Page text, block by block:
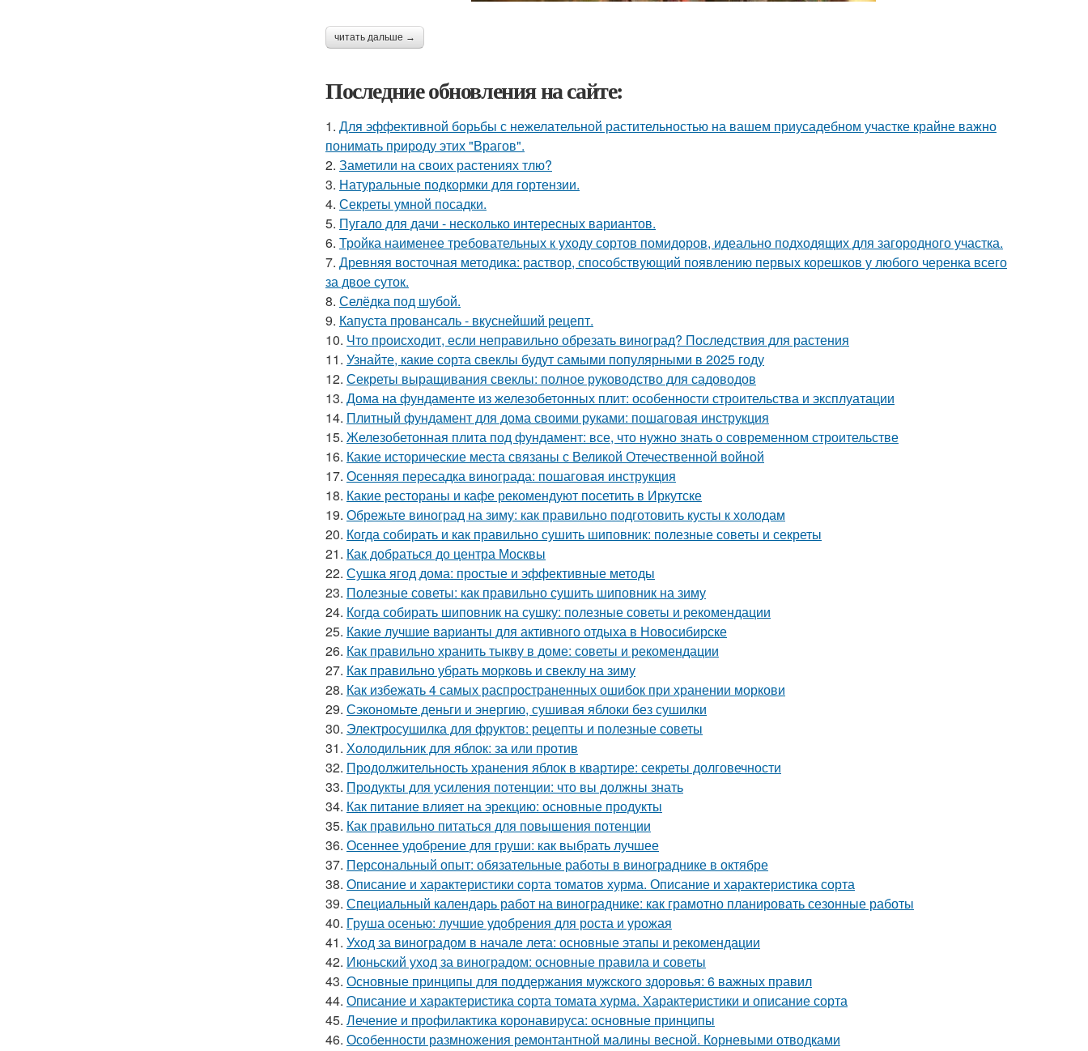
читать дальше →
Последние обновления на сайте:
1. Для эффективной борьбы с нежелательной растительностью на вашем приусадебном участке крайне важно
понимать природу этих "Врагов".
2. Заметили на своих растениях тлю?
3. Натуральные подкормки для гортензии.
4. Секреты умной посадки.
5. Пугало для дачи - несколько интересных вариантов.
6. Тройка наименее требовательных к уходу сортов помидоров, идеально подходящих для загородного участка.
7. Древняя восточная методика: раствор, способствующий появлению первых корешков у любого черенка всего
за двое суток.
8. Селёдка под шубой.
9. Капуста провансаль - вкуснейший рецепт.
10. Что происходит, если неправильно обрезать виноград? Последствия для растения
11. Узнайте, какие сорта свеклы будут самыми популярными в 2025 году
12. Секреты выращивания свеклы: полное руководство для садоводов
13. Дома на фундаменте из железобетонных плит: особенности строительства и эксплуатации
14. Плитный фундамент для дома своими руками: пошаговая инструкция
15. Железобетонная плита под фундамент: все, что нужно знать о современном строительстве
16. Какие исторические места связаны с Великой Отечественной войной
17. Осенняя пересадка винограда: пошаговая инструкция
18. Какие рестораны и кафе рекомендуют посетить в Иркутске
19. Обрежьте виноград на зиму: как правильно подготовить кусты к холодам
20. Когда собирать и как правильно сушить шиповник: полезные советы и секреты
21. Как добраться до центра Москвы
22. Сушка ягод дома: простые и эффективные методы
23. Полезные советы: как правильно сушить шиповник на зиму
24. Когда собирать шиповник на сушку: полезные советы и рекомендации
25. Какие лучшие варианты для активного отдыха в Новосибирске
26. Как правильно хранить тыкву в доме: советы и рекомендации
27. Как правильно убрать морковь и свеклу на зиму
28. Как избежать 4 самых распространенных ошибок при хранении моркови
29. Сэкономьте деньги и энергию, сушивая яблоки без сушилки
30. Электросушилка для фруктов: рецепты и полезные советы
31. Холодильник для яблок: за или против
32. Продолжительность хранения яблок в квартире: секреты долговечности
33. Продукты для усиления потенции: что вы должны знать
34. Как питание влияет на эрекцию: основные продукты
35. Как правильно питаться для повышения потенции
36. Осеннее удобрение для груши: как выбрать лучшее
37. Персональный опыт: обязательные работы в винограднике в октябре
38. Описание и характеристики сорта томатов хурма. Описание и характеристика сорта
39. Специальный календарь работ на винограднике: как грамотно планировать сезонные работы
40. Груша осенью: лучшие удобрения для роста и урожая
41. Уход за виноградом в начале лета: основные этапы и рекомендации
42. Июньский уход за виноградом: основные правила и советы
43. Основные принципы для поддержания мужского здоровья: 6 важных правил
44. Описание и характеристика сорта томата хурма. Характеристики и описание сорта
45. Лечение и профилактика коронавируса: основные принципы
46. Особенности размножения ремонтантной малины весной. Корневыми отводками